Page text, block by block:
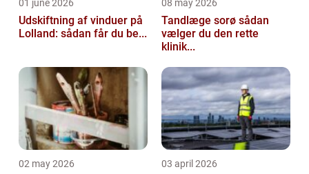
01 june 2026
Udskiftning af vinduer på
Lolland: sådan får du be...
08 may 2026
Tandlæge sorø sådan
vælger du den rette
klinik...
02 may 2026 03 april 2026